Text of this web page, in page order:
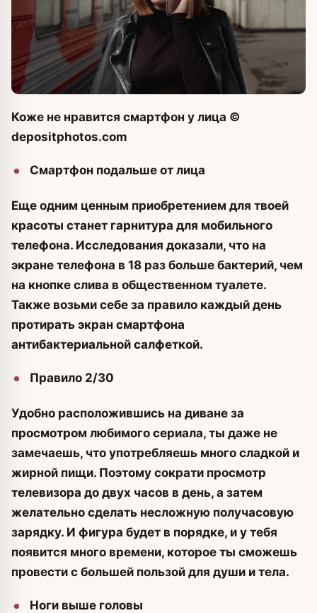
Коже не нравится смартфон у лица ©
depositphotos.com
Смартфон подальше от лица
Еще одним ценным приобретением для твоей
красоты станет гарнитура для мобильного
телефона. Исследования доказали, что на
экране телефона в 18 раз больше бактерий, чем
на кнопке слива в общественном туалете.
Также возьми себе за правило каждый день
протирать экран смартфона
антибактериальной салфеткой.
Правило 2/30
Удобно расположившись на диване за
просмотром любимого сериала, ты даже не
замечаешь, что употребляешь много сладкой и
жирной пищи. Поэтому сократи просмотр
телевизора до двух часов в день, а затем
желательно сделать несложную получасовую
зарядку. И фигура будет в порядке, и у тебя
появится много времени, которое ты сможешь
провести с большей пользой для души и тела.
Ноги выше головы